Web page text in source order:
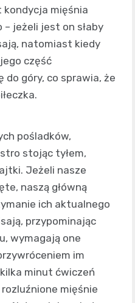
mięśnia
jeżeli jest on słaby
natomiast kiedy
część
góry, co sprawia, że
pośladków,
stojąc tyłem,
Jeżeli nasze
naszą główną
ich aktualnego
przypominając
wymagają one
im
minut ćwiczeń
mięśnie